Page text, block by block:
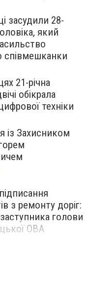
засудили 28-
який
співмешканки
21-річна
обікрала
техніки
із Захисником
з ремонту доріг:
голови
ОВА